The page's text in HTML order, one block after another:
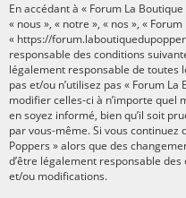
En accédant à « Forum La
« nous », « notre », « nos », «
« https://
responsable des conditions
légalement responsable de toutes
pas et/ou n’utilisez pas « Forum
modifier celles-ci à n’importe quel
en soyez informé, bien qu’il soit
par vous-même. Si vous continuez
Poppers » alors que des
d’être légalement responsable
et/ou modifications.